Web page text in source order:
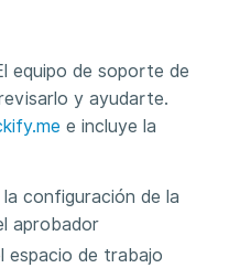
equipo de soporte de
y ayudarte.
e incluye la
configuración de la
aprobador
espacio de trabajo